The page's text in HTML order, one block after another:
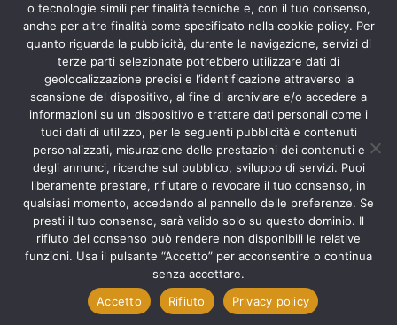
v
e
:
Archeologia del Salento
Cripte e ambienti rupestri del Salento
Leggende del Salento
Tradizioni e folklore del Salento
Arte del Salento
Personaggi illustri del Salento
Aneddoti e curiosità sul Salento
Libri del Salento
Ricette tipiche del Salento
Accad(d)e in agosto nel Salento
Itinerari del Salento
o tecnologie simili per finalità tecniche e, con il tuo consenso,
anche per altre finalità come specificato nella cookie policy. Per
quanto riguarda la pubblicità, durante la navigazione, servizi di
terze parti selezionate potrebbero utilizzare dati di
geolocalizzazione precisi e l’identificazione attraverso la
scansione del dispositivo, al fine di archiviare e/o accedere a
informazioni su un dispositivo e trattare dati personali come i
tuoi dati di utilizzo, per le seguenti pubblicità e contenuti
personalizzati, misurazione delle prestazioni dei contenuti e
degli annunci, ricerche sul pubblico, sviluppo di servizi. Puoi
liberamente prestare, rifiutare o revocare il tuo consenso, in
qualsiasi momento, accedendo al pannello delle preferenze. Se
presti il tuo consenso, sarà valido solo su questo dominio. Il
rifiuto del consenso può rendere non disponibili le relative
funzioni. Usa il pulsante “Accetto” per acconsentire o continua
senza accettare.
Accetto
Rifiuto Privacy policy